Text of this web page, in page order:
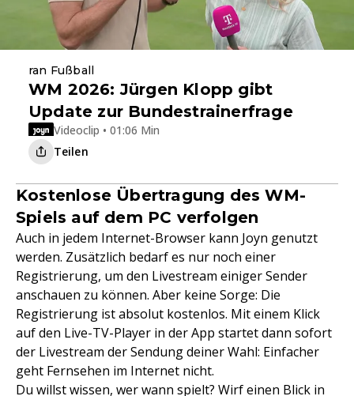
ran Fußball
WM 2026: Jürgen Klopp gibt
Update zur Bundestrainerfrage
Videoclip • 01:06 Min
Teilen
Kostenlose Übertragung des WM-
Spiels auf dem PC verfolgen
Auch in jedem Internet-Browser kann Joyn genutzt
werden. Zusätzlich bedarf es nur noch einer
Registrierung, um den Livestream einiger Sender
anschauen zu können. Aber keine Sorge: Die
Registrierung ist absolut kostenlos. Mit einem Klick
auf den Live-TV-Player in der App startet dann sofort
der Livestream der Sendung deiner Wahl: Einfacher
geht Fernsehen im Internet nicht.
Du willst wissen, wer wann spielt? Wirf einen Blick in